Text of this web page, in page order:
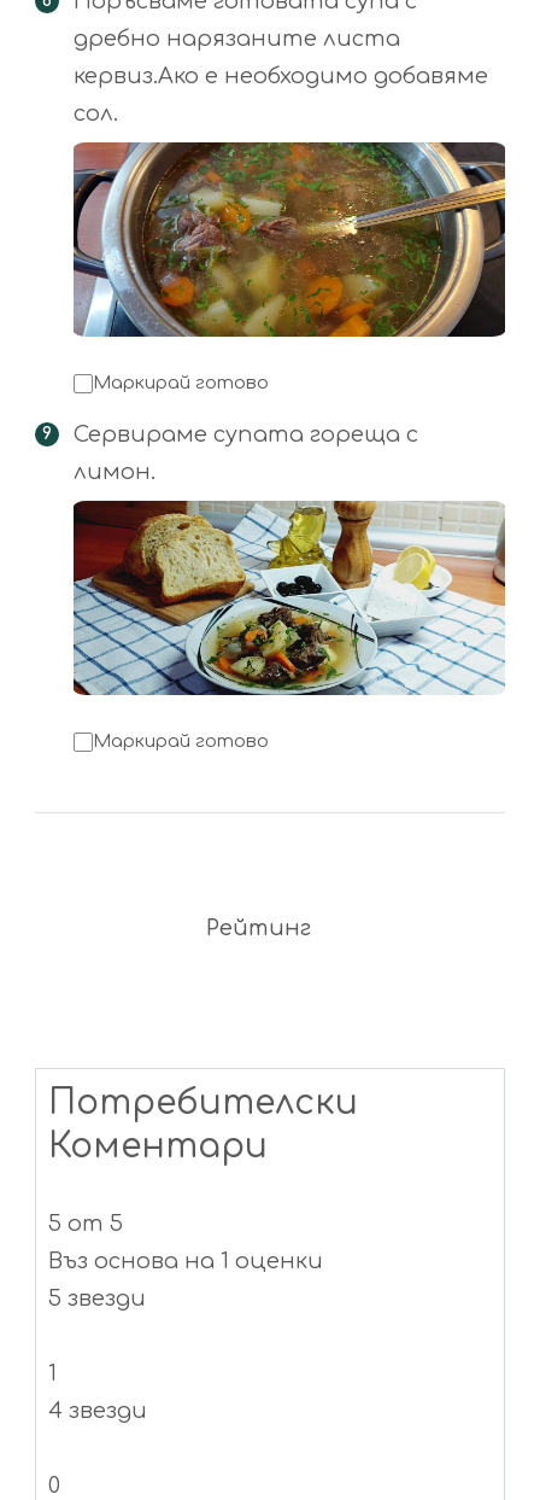
дребно нарязаните листа
кервиз.Ако е необходимо добавяме
сол.
Маркирай готово
Сервираме супата гореща с
лимон.
Маркирай готово
Рейтинг
Потребителски
Коментари
5 от 5
Въз основа на 1 оценки
5 звезди
1
4 звезди
0